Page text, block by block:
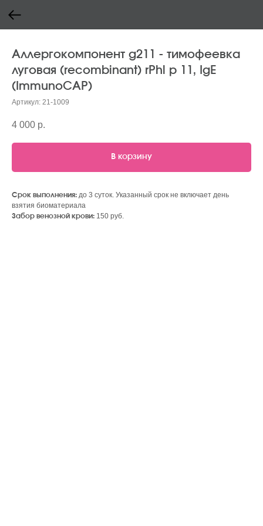
Аллергокомпонент g211 - тимофеевка
луговая (recombinant) rPhl p 11, IgE
(ImmunoCAP)
Артикул: 21-1009
4 000 р.
В корзину
Срок выполнения: до 3 суток. Указанный срок не включает день
взятия биоматериала
Забор венозной крови: 150 руб.